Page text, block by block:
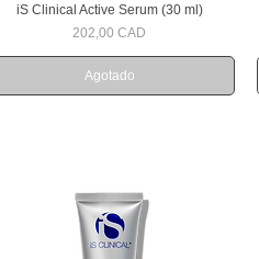
Vista rápida
iS Clinical Active Serum (30 ml)
Precio
202,00 CAD
Agotado